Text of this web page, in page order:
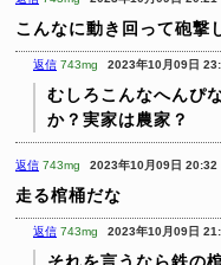
こんなに動き回って砲撃
返信 743mg 2023年10月09日
むしろこんなへんぴ
か？実家は農家？
返信 743mg 2023年10月09日 20:32
走る棺桶だな
返信 743mg 2023年10月09日
それを言うなら鉄の